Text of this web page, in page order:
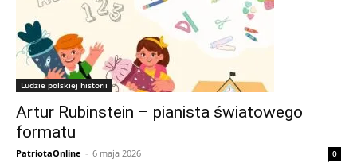
Ludzie polskiej historii
Artur Rubinstein – pianista światowego
formatu
PatriotaOnline - 6 maja 2026 0